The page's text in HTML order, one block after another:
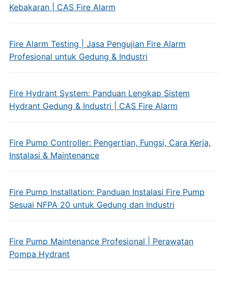
Kebakaran | CAS Fire Alarm
Fire Alarm Testing | Jasa Pengujian Fire Alarm
Profesional untuk Gedung & Industri
Fire Hydrant System: Panduan Lengkap Sistem
Hydrant Gedung & Industri | CAS Fire Alarm
Fire Pump Controller: Pengertian, Fungsi, Cara Kerja,
Instalasi & Maintenance
Fire Pump Installation: Panduan Instalasi Fire Pump
Sesuai NFPA 20 untuk Gedung dan Industri
Fire Pump Maintenance Profesional | Perawatan
Pompa Hydrant